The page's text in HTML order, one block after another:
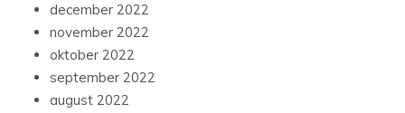
december 2022
november 2022
oktober 2022
september 2022
august 2022